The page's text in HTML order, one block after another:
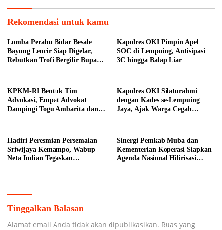
Rekomendasi untuk kamu
Lomba Perahu Bidar Besale
Bayung Lencir Siap Digelar,
Rebutkan Trofi Bergilir Bupati
Kapolres OKI Pimpin Apel
SOC di Lempuing, Antisipasi
3C hingga Balap Liar
KPKM-RI Bentuk Tim
Advokasi, Empat Advokat
Dampingi Togu Ambarita dan
Kapolres OKI Silaturahmi
dengan Kades se-Lempuing
Jaya, Ajak Warga Cegah
Hadiri Peresmian Persemaian
Sriwijaya Kemampo, Wabup
Neta Indian Tegaskan
Sinergi Pemkab Muba dan
Kementerian Koperasi Siapkan
Agenda Nasional Hilirisasi
Tinggalkan Balasan
Alamat email Anda tidak akan dipublikasikan. Ruas yang